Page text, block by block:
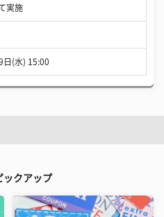
実施
日(水) 15:00
ックアップ